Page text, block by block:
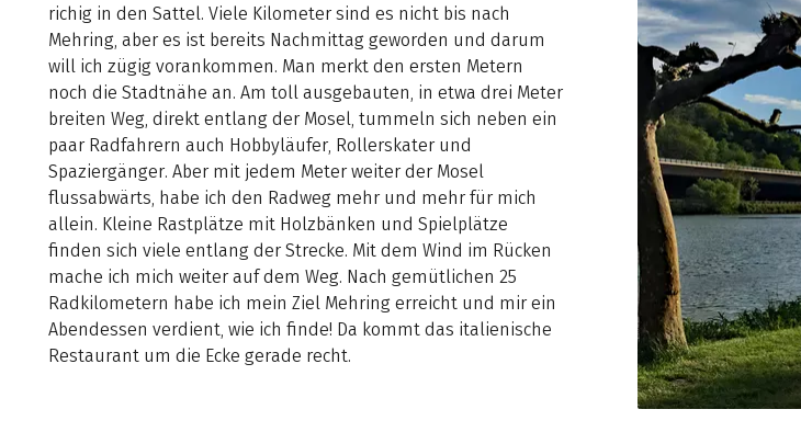
richig in den Sattel. Viele Kilometer sind es nicht bis nach
Mehring, aber es ist bereits Nachmittag geworden und darum
will ich zügig vorankommen. Man merkt den ersten Metern
noch die Stadtnähe an. Am toll ausgebauten, in etwa drei Meter
breiten Weg, direkt entlang der Mosel, tummeln sich neben ein
paar Radfahrern auch Hobbyläufer, Rollerskater und
Spaziergänger. Aber mit jedem Meter weiter der Mosel
flussabwärts, habe ich den Radweg mehr und mehr für mich
allein. Kleine Rastplätze mit Holzbänken und Spielplätze
finden sich viele entlang der Strecke. Mit dem Wind im Rücken
mache ich mich weiter auf dem Weg. Nach gemütlichen 25
Radkilometern habe ich mein Ziel Mehring erreicht und mir ein
Abendessen verdient, wie ich finde! Da kommt das italienische
Restaurant um die Ecke gerade recht.